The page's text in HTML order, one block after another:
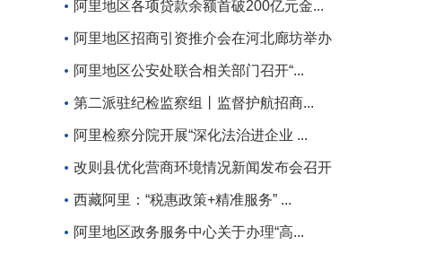
阿里地区各项贷款余额首破200亿元金...
阿里地区招商引资推介会在河北廊坊举办
阿里地区公安处联合相关部门召开“...
第二派驻纪检监察组丨监督护航招商...
阿里检察分院开展“深化法治进企业 ...
改则县优化营商环境情况新闻发布会召开
西藏阿里：“税惠政策+精准服务” ...
阿里地区政务服务中心关于办理“高...